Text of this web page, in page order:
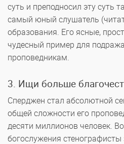
суть и преподносил эту суть
самый юный слушатель
образования. Его ясные,
чудесный пример для
проповедникам.
3. Ищи больше
Сперджен стал абсолютной
общей сложности его
десяти миллионов человек.
богослужения